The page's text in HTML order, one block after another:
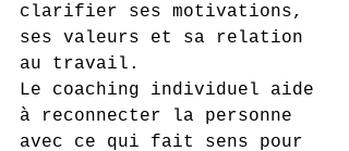
clarifier ses motivations,
ses valeurs et sa relation
au travail.
Le coaching individuel aide
à reconnecter la personne
avec ce qui fait sens pour